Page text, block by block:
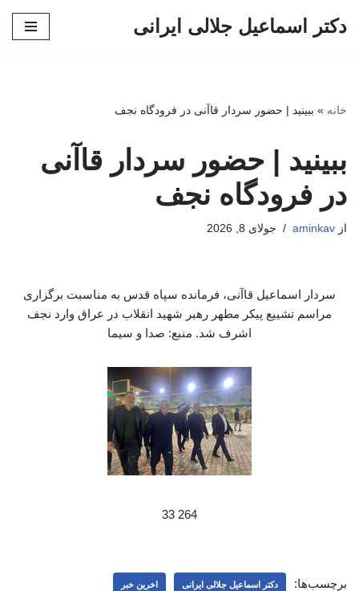
دکتر اسماعیل جلالی ایرانی
خانه » ببینید | حضور سردار قاآنی در فرودگاه نجف
ببینید | حضور سردار قاآنی
در فرودگاه نجف
از aminkav جولای 8, 2026
سردار اسماعیل قاآنی، فرمانده سپاه قدس به مناسبت برگزاری
مراسم تشییع پیکر مطهر رهبر شهید انقلاب در عراق وارد نجف
اشرف شد. منبع: صدا و سیما
264 33
برچسب‌ها: دکتر اسماعیل جلالی ایرانی اخرین خبر